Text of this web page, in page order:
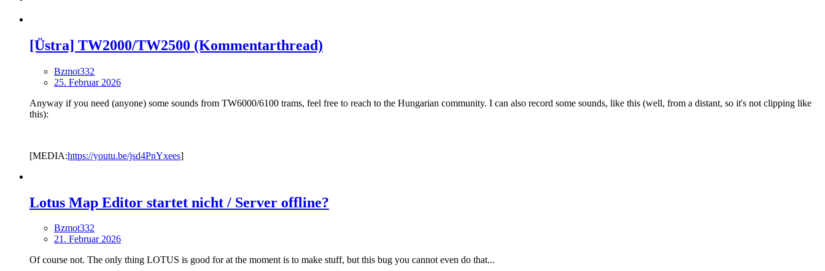
[Üstra] TW2000/TW2500 (Kommentarthread)
Bzmot332
25. Februar 2026
Anyway if you need (anyone) some sounds from TW6000/6100 trams, feel free to reach to the Hungarian community. I can also record some sounds, like this (well, from a distant, so it's not clipping like
this):
[MEDIA:https://youtu.be/jsd4PnYxees]
Lotus Map Editor startet nicht / Server offline?
Bzmot332
21. Februar 2026
Of course not. The only thing LOTUS is good for at the moment is to make stuff, but this bug you cannot even do that...